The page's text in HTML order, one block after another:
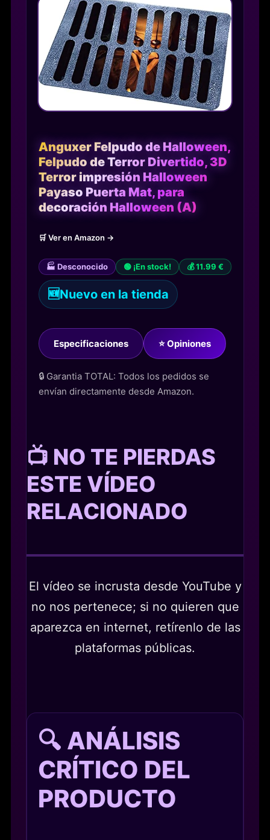
Anguxer Felpudo de Halloween,
Felpudo de Terror Divertido, 3D
Terror impresión Halloween
Payaso Puerta Mat, para
decoración Halloween (A)
🛒 Ver en Amazon →
🏭 Desconocido 🟢 ¡En stock! 💰 11.99 €
🆕Nuevo en la tienda
Especificaciones ⭐ Opiniones
🔒 Garantia TOTAL: Todos los pedidos se
envían directamente desde Amazon.
📺 NO TE PIERDAS
ESTE VÍDEO
RELACIONADO
El vídeo se incrusta desde YouTube y
no nos pertenece; si no quieren que
aparezca en internet, retírenlo de las
plataformas públicas.
🔍 ANÁLISIS
CRÍTICO DEL
PRODUCTO